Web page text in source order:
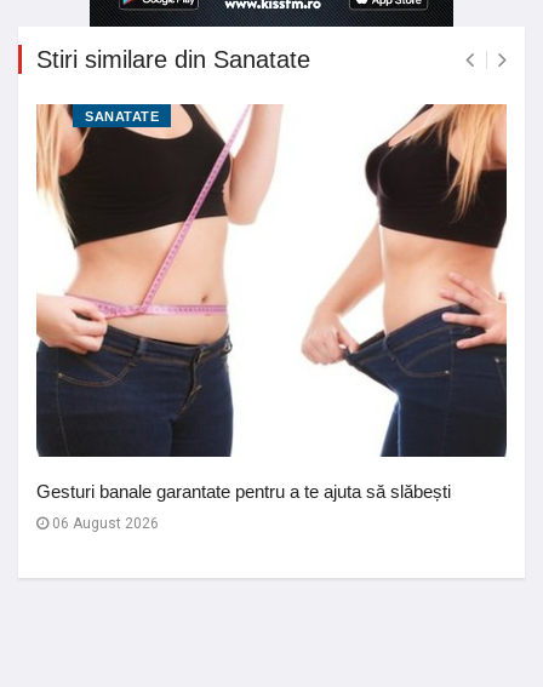
Stiri similare din Sanatate
SANATATE
Gesturi banale garantate pentru a te ajuta să slăbești
06 August 2026